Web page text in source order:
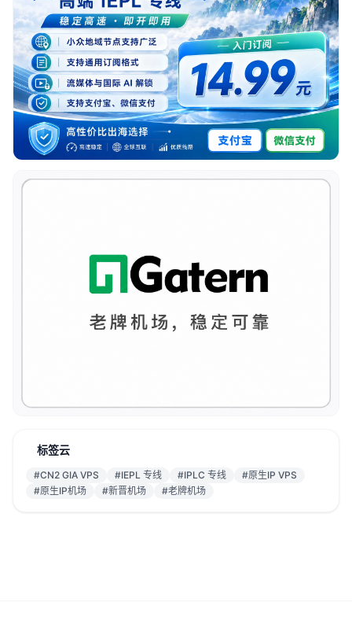
标签云
#CN2 GIA VPS #IEPL 专线 #IPLC 专线
#原生IP VPS
#原生IP机场
#新晋机场 #老牌机场